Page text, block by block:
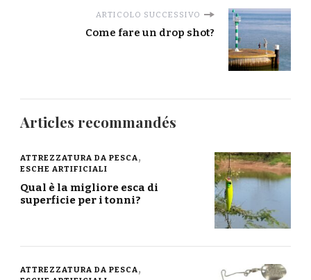
ARTICOLO SUCCESSIVO
Come fare un drop shot?
Articles recommandés
ATTREZZATURA DA PESCA
ESCHE ARTIFICIALI
Qual è la migliore esca di
superficie per i tonni?
ATTREZZATURA DA PESCA